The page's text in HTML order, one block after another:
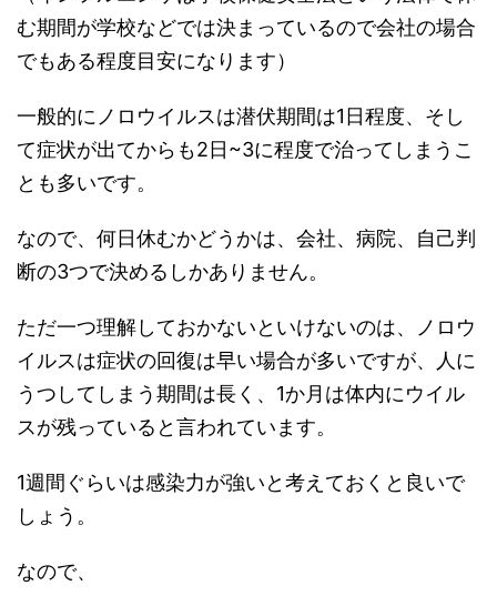
む期間が学校などでは決まっているので会社の場合
でもある程度目安になります）
一般的に ノロウイルスは潜伏期間は1日程度、そし
て症状が出てからも2日~3に程度で治ってしまうこ
とも多いです。
なので、何日休むかどうかは、会社、病院、自己判
断の3つで決めるしかありません。
ただ一つ理解しておかないといけないのは、ノロウ
イルスは症状の回復は早い場合が多いですが、人に
うつしてしまう期間は長く、1か月は体内にウイル
スが残っていると言われています。
1週間ぐらいは感染力が強いと考えておくと良いで
しょう。
なので、